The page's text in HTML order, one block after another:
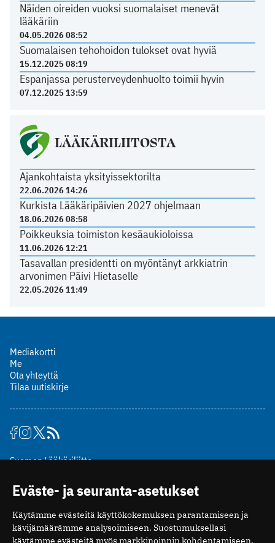
Näiden oireiden vuoksi suomalaiset menevät
lääkäriin
04.05.2026 08:52
Suomalaisen tehohoidon tulokset ovat hyviä
15.12.2025 08:19
Espanjassa perusterveydenhuolto toimii hyvin
07.12.2025 13:59
LÄÄKÄRILIITOSTA
Ajankohtaista yksityissektorilta
22.06.2026 14:26
Kurkista Lääkäripäivien 2027 ohjelmaan
18.06.2026 08:58
Poikkeuksia toimiston kesäaukioloissa
11.06.2026 12:21
Tasavallan presidentti on myöntänyt arkkiatrin
arvonimen Päivi Hietaselle
22.05.2026 11:49
Mediakortti
Me
Ota yhteyttä
Tilaa uutiskirje
Suomen Lääkäriliitto
00510 Helsinki
puh. (09) 393 091
toimitus@potilaanlaakarilehti.fi
Eväste- ja seuranta-asetukset
Käytämme evästeitä käyttökokemuksen parantamiseen ja
kävijämäärämme analysoimiseen. Suostumuksellasi
käytämme evästeitä myös markkinoinnin kohdentamiseen.